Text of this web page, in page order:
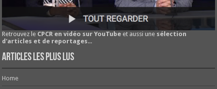
Retrouvez le CPCR en vidéo sur YouTube et aussi une sélection
d'articles et de reportages...
Articles les plus lus
Home